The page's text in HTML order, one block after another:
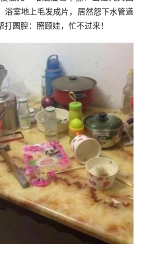
浴室地上毛发成片，居然怨下水管道
圆腔：照顾娃，忙不过来！